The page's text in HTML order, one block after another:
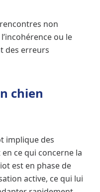
non
ou le
des erreurs
chien
implique des
ce qui concerne la
est en phase de
active, ce qui lui